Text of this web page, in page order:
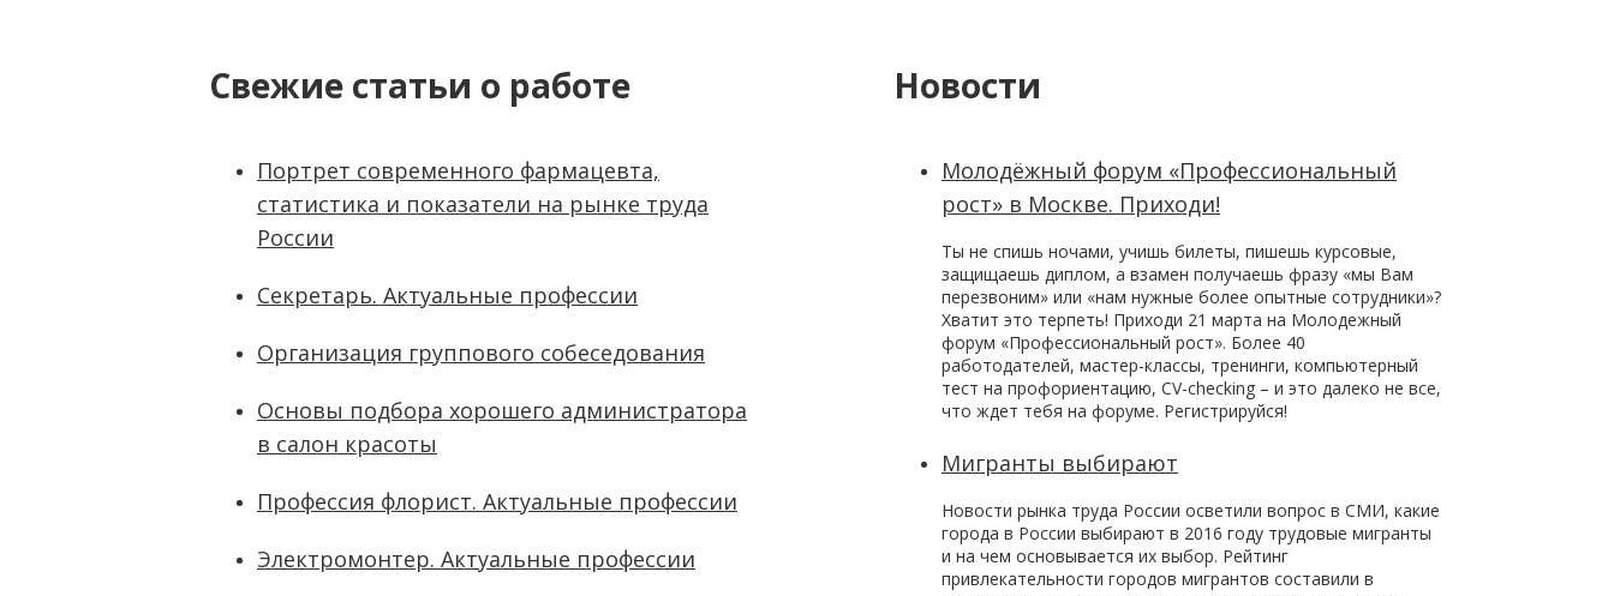
Свежие статьи о работе
Портрет современного фармацевта,
статистика и показатели на рынке труда
России
Секретарь. Актуальные профессии
Организация группового собеседования
Основы подбора хорошего администратора
в салон красоты
Профессия флорист. Актуальные профессии
Электромонтер. Актуальные профессии
Новости
Молодёжный форум «Профессиональный
рост» в Москве. Приходи!
Ты не спишь ночами, учишь билеты, пишешь курсовые,
защищаешь диплом, а взамен получаешь фразу «мы Вам
перезвоним» или «нам нужные более опытные сотрудники»?
Хватит это терпеть! Приходи 21 марта на Молодежный
форум «Профессиональный рост». Более 40
работодателей, мастер-классы, тренинги, компьютерный
тест на профориентацию, CV-checking – и это далеко не все,
что ждет тебя на форуме. Регистрируйся!
Мигранты выбирают
Новости рынка труда России осветили вопрос в СМИ, какие
города в России выбирают в 2016 году трудовые мигранты
и на чем основывается их выбор. Рейтинг
привлекательности городов мигрантов составили в